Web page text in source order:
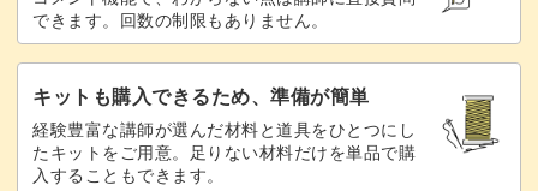
気負わずに取り組んでみましょう◎
使う分だけ切って保存できる
できます。回数の制限もありません。
キットも購入できるため、準備が簡単
経験豊富な講師が選んだ材料と道具をひとつにし
たキットをご用意。足りない材料だけを単品で購
入することもできます。